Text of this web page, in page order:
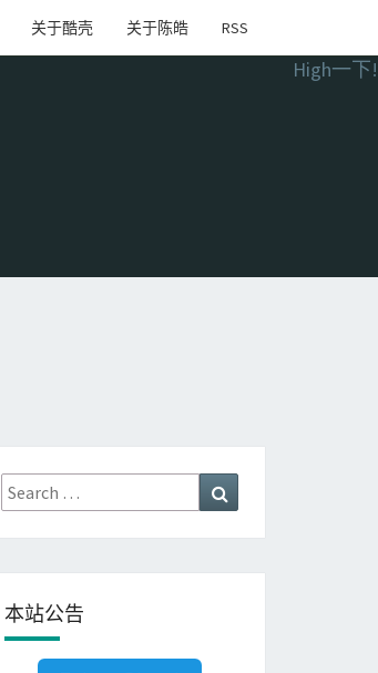
关于酷壳 关于陈皓 RSS
High一下!
Search
for:
本站公告